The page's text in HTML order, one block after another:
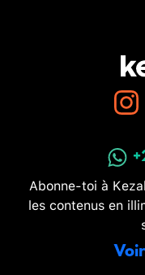
Abonne-toi à
les contenus en